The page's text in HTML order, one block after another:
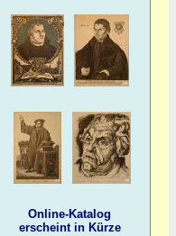
Online-Katalog
erscheint in Kürze